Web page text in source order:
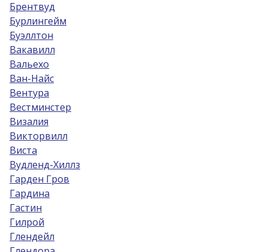
Брентвуд
Бурлингейм
Буэллтон
Вакавилл
Вальехо
Ван-Найс
Вентура
Вестминстер
Визалия
Викторвилл
Виста
Вудленд-Хиллз
Гарден Гров
Гардина
Гастин
Гилрой
Глендейл